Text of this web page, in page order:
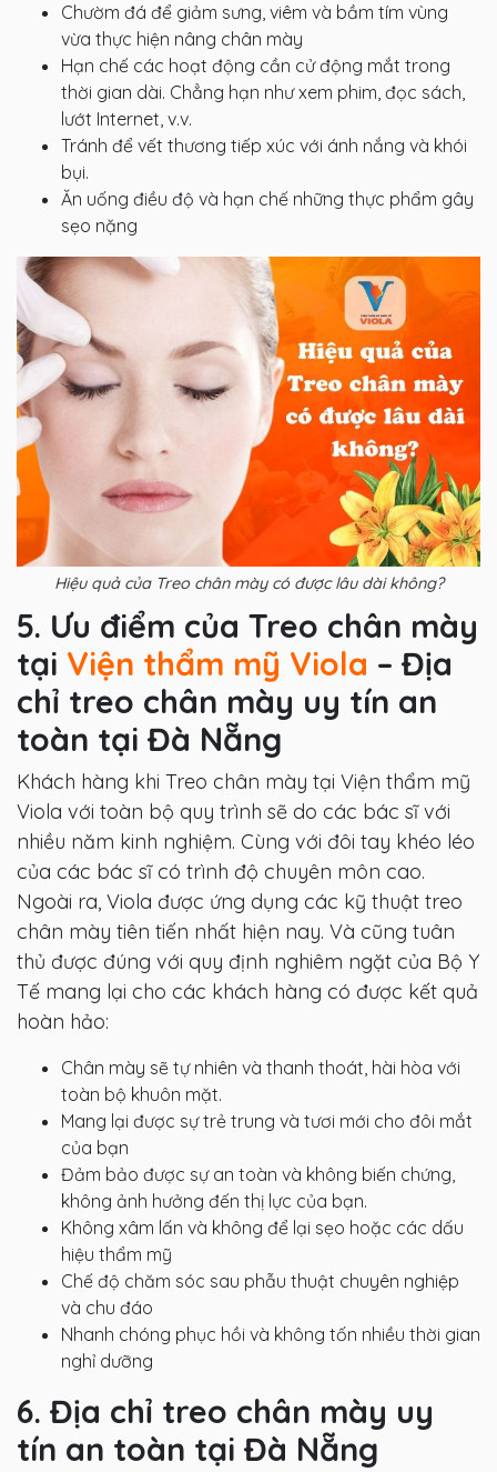
Chườm đá để giảm sưng, viêm và bầm tím vùng
vừa thực hiện nâng chân mày
Hạn chế các hoạt động cần cử động mắt trong
thời gian dài. Chẳng hạn như xem phim, đọc sách,
lướt Internet, v.v.
Tránh để vết thương tiếp xúc với ánh nắng và khói
bụi.
Ăn uống điều độ và hạn chế những thực phẩm gây
sẹo nặng
Hiệu quả của Treo chân mày có được lâu dài không?
5. Ưu điểm của Treo chân mày
tại Viện thẩm mỹ Viola – Địa
chỉ treo chân mày uy tín an
toàn tại Đà Nẵng
Khách hàng khi Treo chân mày tại Viện thẩm mỹ
Viola với toàn bộ quy trình sẽ do các bác sĩ với
nhiều năm kinh nghiệm. Cùng với đôi tay khéo léo
của các bác sĩ có trình độ chuyên môn cao.
Ngoài ra, Viola được ứng dụng các kỹ thuật treo
chân mày tiên tiến nhất hiện nay. Và cũng tuân
thủ được đúng với quy định nghiêm ngặt của Bộ Y
Tế mang lại cho các khách hàng có được kết quả
hoàn hảo:
Chân mày sẽ tự nhiên và thanh thoát, hài hòa với
toàn bộ khuôn mặt.
Mang lại được sự trẻ trung và tươi mới cho đôi mắt
của bạn
Đảm bảo được sự an toàn và không biến chứng,
không ảnh hưởng đến thị lực của bạn.
Không xâm lấn và không để lại sẹo hoặc các dấu
hiệu thẩm mỹ
Chế độ chăm sóc sau phẫu thuật chuyên nghiệp
và chu đáo
Nhanh chóng phục hồi và không tốn nhiều thời gian
nghỉ dưỡng
6. Địa chỉ treo chân mày uy
tín an toàn tại Đà Nẵng